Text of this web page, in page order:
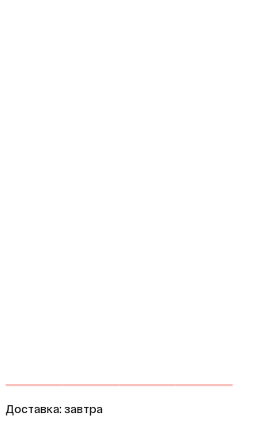
Доставка: завтра